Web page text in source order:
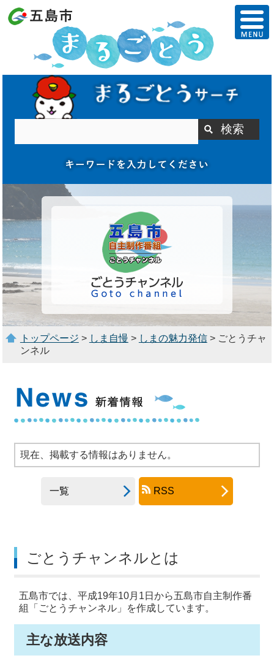
トップページ > しま自慢 > しまの魅力発信> ごとうチャ
ンネル
現在、掲載する情報はありません。
一覧 RSS
ごとうチャンネルとは
五島市では、平成19年10月1日から五島市自主制作番
組「ごとうチャンネル」を作成しています。
主な放送内容